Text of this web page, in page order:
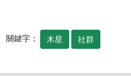
關鍵字： 木星 社群